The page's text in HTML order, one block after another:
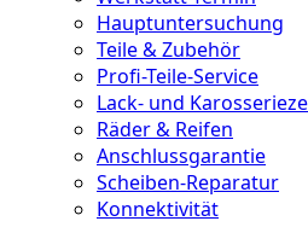
Hauptuntersuchung
Teile & Zubehör
Profi-Teile-Service
Lack- und
Räder & Reifen
Anschlussgarantie
Scheiben-Reparatur
Konnektivität